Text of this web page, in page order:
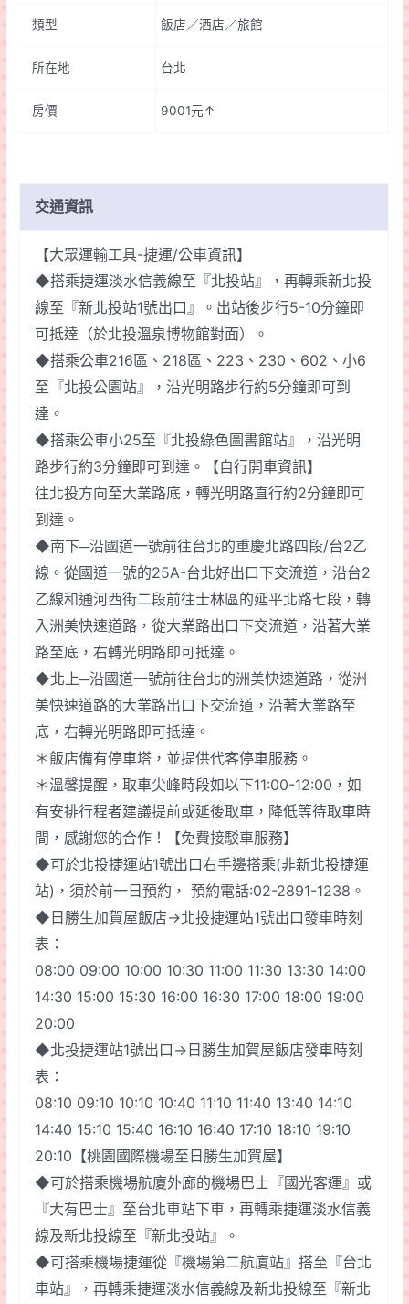
類型 飯店／酒店／旅館
所在地 台北
房價 9001元↑
交通資訊
【大眾運輸工具-捷運/公車資訊】
◆搭乘捷運淡水信義線至『北投站』，再轉乘新北投
線至『新北投站1號出口』。出站後步行5-10分鐘即
可抵達（於北投溫泉博物館對面）。
◆搭乘公車216區、218區、223、230、602、小6
至『北投公園站』，沿光明路步行約5分鐘即可到
達。
◆搭乘公車小25至『北投綠色圖書館站』，沿光明
路步行約3分鐘即可到達。【自行開車資訊】
往北投方向至大業路底，轉光明路直行約2分鐘即可
到達。
◆南下─沿國道一號前往台北的重慶北路四段/台2乙
線。從國道一號的25A-台北好出口下交流道，沿台2
乙線和通河西街二段前往士林區的延平北路七段，轉
入洲美快速道路，從大業路出口下交流道，沿著大業
路至底，右轉光明路即可抵達。
◆北上─沿國道一號前往台北的洲美快速道路，從洲
美快速道路的大業路出口下交流道，沿著大業路至
底，右轉光明路即可抵達。
＊飯店備有停車塔，並提供代客停車服務。
＊溫馨提醒，取車尖峰時段如以下11:00-12:00，如
有安排行程者建議提前或延後取車，降低等待取車時
間，感謝您的合作！【免費接駁車服務】
◆可於北投捷運站1號出口右手邊搭乘(非新北投捷運
站)，須於前一日預約， 預約電話:02-2891-1238。
◆日勝生加賀屋飯店→北投捷運站1號出口發車時刻
表：
08:00 09:00 10:00 10:30 11:00 11:30 13:30 14:00
14:30 15:00 15:30 16:00 16:30 17:00 18:00 19:00
20:00
◆北投捷運站1號出口→日勝生加賀屋飯店發車時刻
表：
08:10 09:10 10:10 10:40 11:10 11:40 13:40 14:10
14:40 15:10 15:40 16:10 16:40 17:10 18:10 19:10
20:10【桃園國際機場至日勝生加賀屋】
◆可於搭乘機場航廈外廊的機場巴士『國光客運』或
『大有巴士』至台北車站下車，再轉乘捷運淡水信義
線及新北投線至『新北投站』。
◆可搭乘機場捷運從『機場第二航廈站』搭至『台北
車站』，再轉乘捷運淡水信義線及新北投線至『新北